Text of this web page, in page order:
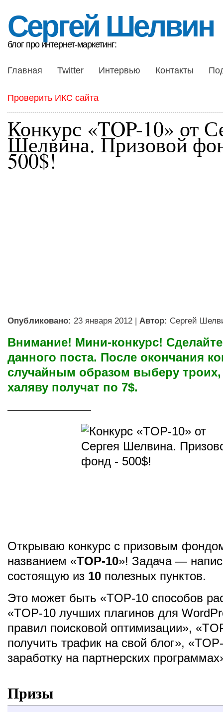
Сергей Шелвин
блог про интернет-маркетинг:
Главная Twitter Интервью Контакты
Проверить ИКС сайта
Конкурс «TOP-10» от
Шелвина. Призовой
500$!
Опубликовано: 23 января 2012 | Автор: Сергей
Внимание! Мини-конкурс!
данного поста. После окончания
случайным образом выберу
халяву получат по 7$.
———————
Открываю конкурс с призовым
названием «TOP-10»! Задача —
состоящую из 10 полезных пунктов.
Это может быть «TOP-10 способов
«TOP-10 лучших плагинов для
правил поисковой оптимизации»,
получить трафик на свой блог»,
заработку на партнерских
Призы